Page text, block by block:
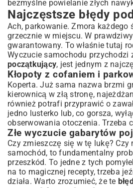
Problemy z oceną odległości i
Agresja na drodze i brak
Technika jazdy: Co początkujący
Zbyt gwałtowne hamowanie i
Niewłaściwa zmiana biegów
Pozycja za kierownicą i kontrola
Psychologia jazdy: Stres, strach i
Jak radzić sobie ze stresem za
Rozpraszacze uwagi – smartfon i
Jak unikać błędów i stać się
Dodatkowe szkolenia i kursy
Znaczenie praktyki i samodzielnej
Podsumowanie: Bezpieczna
bezmyślne powielanie złych
Najczęstsze błędy
Ach, parkowanie. Zmora każdego
grzecznie w miejscu. W
gwarantowany. To właśnie tutaj
Wyczucie samochodu
początkujący, jest jednym z
Kłopoty z cofaniem i
Koperta. Już sama nazwa brzmi
kierownicą w złą stronę,
również potrafi przyprawić o
jedno lusterko lub, co gorsza,
obserwowania otoczenia. Trzeba
Złe wyczucie gabarytów
Czy zmieszczę się w tę lukę?
samochód, to fundamentalny
przeszkód. To jedne z tych
na to magicznej recepty, trzeba
działa. Warto zrozumieć, że te